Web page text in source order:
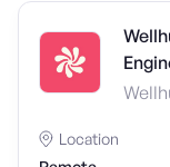
Location